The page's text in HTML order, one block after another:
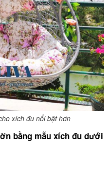
xích đu nổi bật hơn
bằng mẫu xích đu dưới